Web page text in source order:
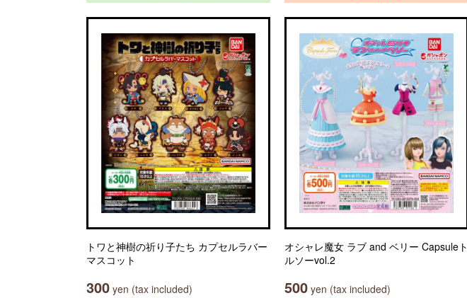
トワと神樹の祈り子たち カプセルラバー
マスコット
300 yen (tax included)
オシャレ魔女 ラブ and ベリー Capsuleト
ルソーvol.2
500 yen (tax included)